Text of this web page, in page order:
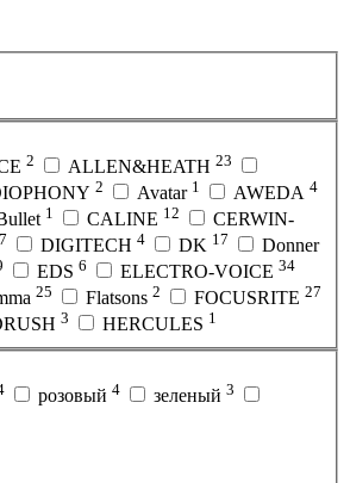
2 ALLEN&HEATH 23
2 Avatar 1 AWEDA 4
1 CALINE 12
CERWIN-
7 DIGITECH 4 DK 17 Donner
EDS 6 ELECTRO-VOICE 34
25 Flatsons 2 FOCUSRITE 27
3 HERCULES 1
розовый 4 зеленый 3